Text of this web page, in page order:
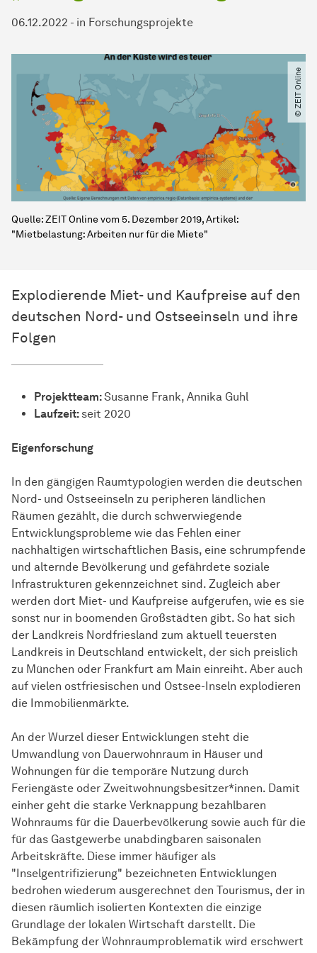
06.12.2022 - in Forschungsprojekte
© ZEIT Online
Quelle: ZEIT Online vom 5. Dezember 2019, Artikel:
"Mietbelastung: Arbeiten nur für die Miete"
Explodierende Miet- und Kaufpreise auf den
deutschen Nord- und Ostseeinseln und ihre
Folgen
Projektteam:Susanne Frank, Annika Guhl
Laufzeit:seit 2020
Eigenforschung
In den gängigen Raumtypologien werden die deutschen
Nord- und Ostseeinseln zu peripheren ländlichen
Räumen gezählt, die durch schwerwiegende
Entwicklungsprobleme wie das Fehlen einer
nachhaltigen wirtschaftlichen Basis, eine schrumpfende
und alternde Bevölkerung und gefährdete soziale
Infrastrukturen gekennzeichnet sind. Zugleich aber
werden dort Miet- und Kaufpreise aufgerufen, wie es sie
sonst nur in boomenden Großstädten gibt. So hat sich
der Landkreis Nordfriesland zum aktuell teuersten
Landkreis in Deutschland entwickelt, der sich preislich
zu München oder Frankfurt am Main einreiht. Aber auch
auf vielen ostfriesischen und Ostsee-Inseln explodieren
die Immobilienmärkte.
An der Wurzel dieser Entwicklungen steht die
Umwandlung von Dauerwohnraum in Häuser und
Wohnungen für die temporäre Nutzung durch
Feriengäste oder Zweitwohnungsbesitzer*innen. Damit
einher geht die starke Verknappung bezahlbaren
Wohnraums für die Dauerbevölkerung sowie auch für die
für das Gastgewerbe unabdingbaren saisonalen
Arbeitskräfte. Diese immer häufiger als
"Inselgentrifizierung" bezeichneten Entwicklungen
bedrohen wiederum ausgerechnet den Tourismus, der in
diesen räumlich isolierten Kontexten die einzige
Grundlage der lokalen Wirtschaft darstellt. Die
Bekämpfung der Wohnraumproblematik wird erschwert